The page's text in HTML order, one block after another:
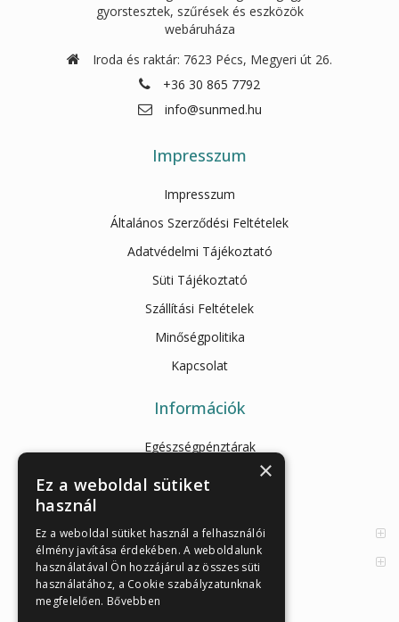
gyorstesztek, szűrések és eszközök
webáruháza
Iroda és raktár: 7623 Pécs, Megyeri út 26.
+36 30 865 7792
info@sunmed.hu
Impresszum
Impresszum
Általános Szerződési Feltételek
Adatvédelmi Tájékoztató
Süti Tájékoztató
Szállítási Feltételek
Minőségpolitika
Kapcsolat
Információk
Egészségpénztárak
Cikkek
Enzimes béldaganatszűrés
Orvosi információk
×
Ez a weboldal sütiket
használ
Ez a weboldal sütiket használ a felhasználói
élmény javítása érdekében. A weboldalunk
használatával Ön hozzájárul az összes süti
használatához, a Cookie szabályzatunknak
megfelelően. Bővebben